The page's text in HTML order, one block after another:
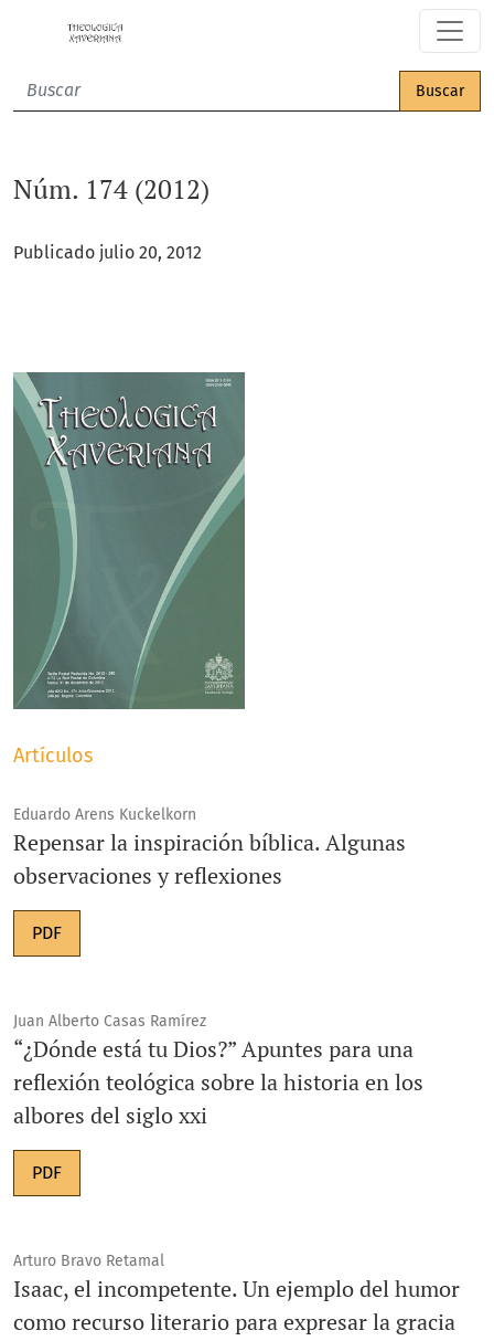
Buscar
Núm. 174 (2012)
Publicado julio 20, 2012
Artículos
Eduardo Arens Kuckelkorn
Repensar la inspiración bíblica. Algunas
observaciones y reflexiones
PDF
Juan Alberto Casas Ramírez
“¿Dónde está tu Dios?” Apuntes para una
reflexión teológica sobre la historia en los
albores del siglo xxi
PDF
Arturo Bravo Retamal
Isaac, el incompetente. Un ejemplo del humor
como recurso literario para expresar la gracia